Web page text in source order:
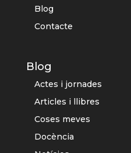
Blog
Contacte
Blog
Actes i jornades
Articles i llibres
Coses meves
Docència